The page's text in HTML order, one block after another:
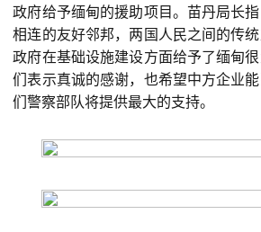
政府给予缅甸的援助项目。苗丹局长
相连的友好邻邦，两国人民之间的传
政府在基础设施建设方面给予了缅甸
们表示真诚的感谢，也希望中方企业
们警察部队将提供最大的支持。